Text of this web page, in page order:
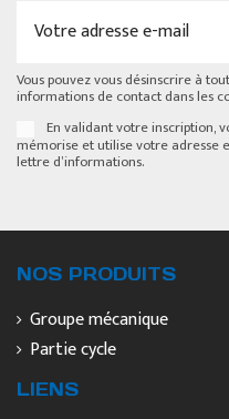
Vous pouvez vous désinscrire à
informations de contact dans les
En validant votre inscription,
mémorise et utilise votre adresse
lettre d’informations.
NOS PRODUITS
Groupe mécanique
Partie cycle
LIENS